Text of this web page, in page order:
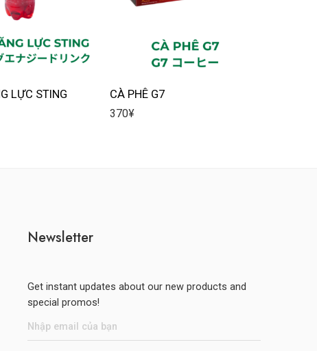
LỰC STING
CÀ PHÊ G7
370¥
Newsletter
Get instant updates about our new products and
special promos!